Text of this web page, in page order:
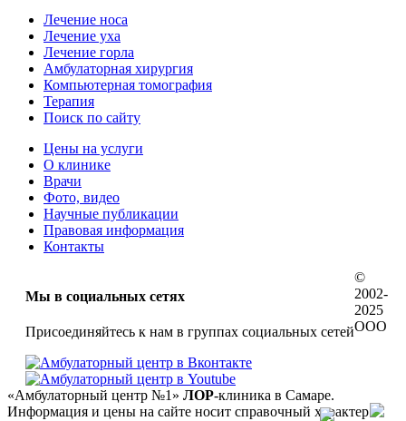
Лечение носа
Лечение уха
Лечение горла
Амбулаторная хирургия
Компьютерная томография
Терапия
Поиск по сайту
Цены на услуги
О клинике
Врачи
Фото, видео
Научные публикации
Правовая информация
Контакты
Мы в социальных сетях
Присоединяйтесь к нам в группах социальных сетей
©
2002-
2025
ООО
«Амбулаторный центр №1» ЛОР-клиника в Самаре.
Информация и цены на сайте носит справочный характер.